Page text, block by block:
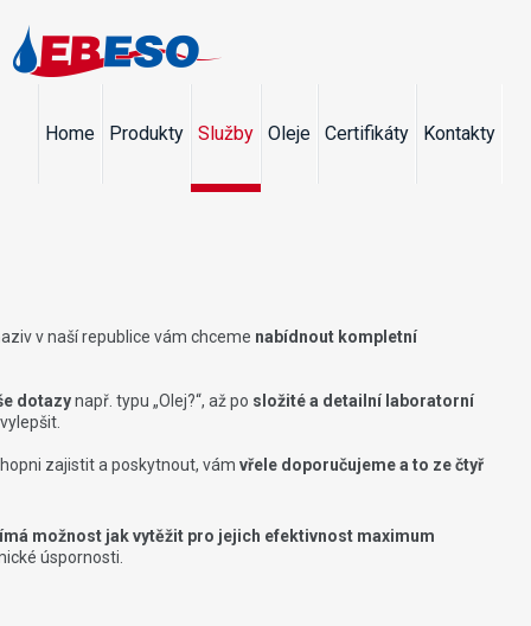
Home Produkty Služby Oleje Certifikáty Kontakty
v naší republice vám chceme nabídnout kompletní
dotazynapř. typu „Olej?“, až po složité a detailní laboratorní
zajistit a poskytnout, vám vřele doporučujeme a to ze čtyř
možnost jak vytěžit pro jejich efektivnost maximum
úspornosti.